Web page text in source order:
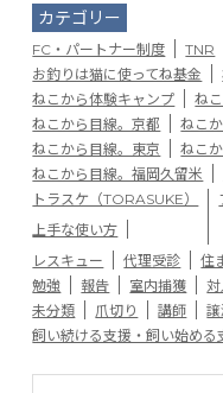
カテゴリー
FC・パートナー制度 TNR
お釣りは猫に使ってね基金
ねこから体験キャンプ
ね
ねこから目線。京都
ねこ
ねこから目線。東京
ねこ
ねこから目線。福岡久留米
トラスケ（TORASUKE）
上手な使い方
レスキュー 代理受診 住
勉強
報告 室内捕獲
未分類
爪切り 講師
飼い続ける支援・飼い始める